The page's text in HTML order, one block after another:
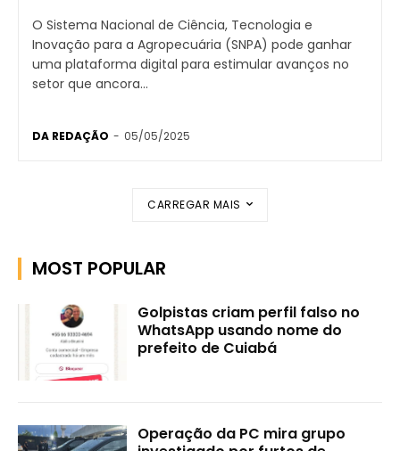
O Sistema Nacional de Ciência, Tecnologia e
Inovação para a Agropecuária (SNPA) pode ganhar
uma plataforma digital para estimular avanços no
setor que ancora...
DA REDAÇÃO - 05/05/2025
CARREGAR MAIS
MOST POPULAR
Golpistas criam perfil falso no
WhatsApp usando nome do
prefeito de Cuiabá
Operação da PC mira grupo